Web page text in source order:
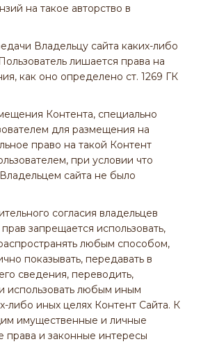
на такое авторство в
Владельцу сайта каких-либо
лишается права на
как оно определено ст. 1269 ГК
Контента, специально
для размещения на
право на такой Контент
при условии что
сайта не было
согласия владельцев
запрещается использовать,
любым способом,
показывать, передавать в
сведения, переводить,
использовать любым иным
либо иных целях Контент Сайта. К
имущественные и личные
права и законные интересы